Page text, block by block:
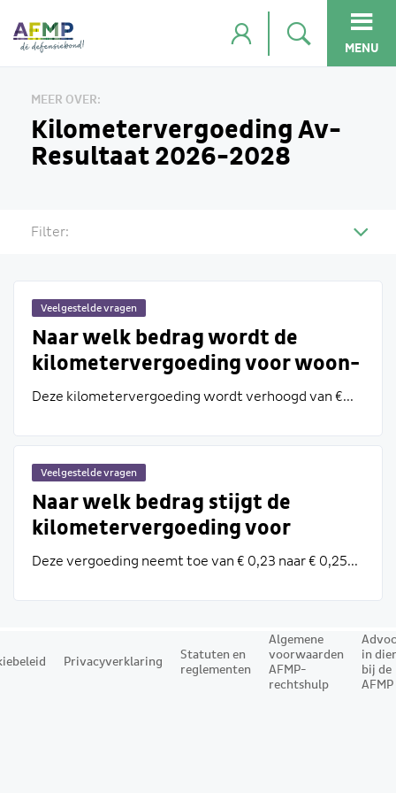
MENU
MEER OVER:
Kilometervergoeding Av-
Resultaat 2026-2028
Filter:
Veelgestelde vragen
Naar welk bedrag wordt de
kilometervergoeding voor woon-
werkverkeer met een
januari 2026 verhoogd?
Deze kilometervergoeding wordt verhoogd van €...
Veelgestelde vragen
Naar welk bedrag stijgt de
kilometervergoeding voor
dienstreizen met ingang van 1
Deze vergoeding neemt toe van € 0,23 naar € 0,25...
Privacyverklaring
Statuten en
reglementen
Algemene
voorwaarden
AFMP-
rechtshulp
in
bij de
AFMP